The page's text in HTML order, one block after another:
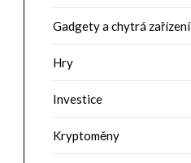
Gadgety a chytrá zařízení
Hry
Investice
Kryptoměny